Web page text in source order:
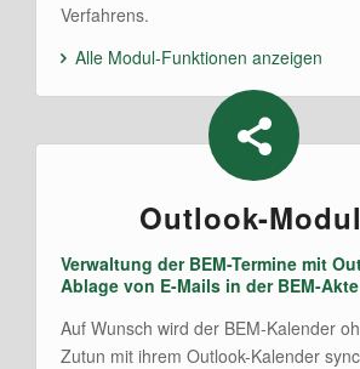
Verfahrens.
Alle Modul-Funktionen anzeigen
Outlook-Modul
Verwaltung der BEM-Termine mit
Ablage von E-Mails in der BEM-Akte
Auf Wunsch wird der BEM-Kalender
Zutun mit ihrem Outlook-Kalender